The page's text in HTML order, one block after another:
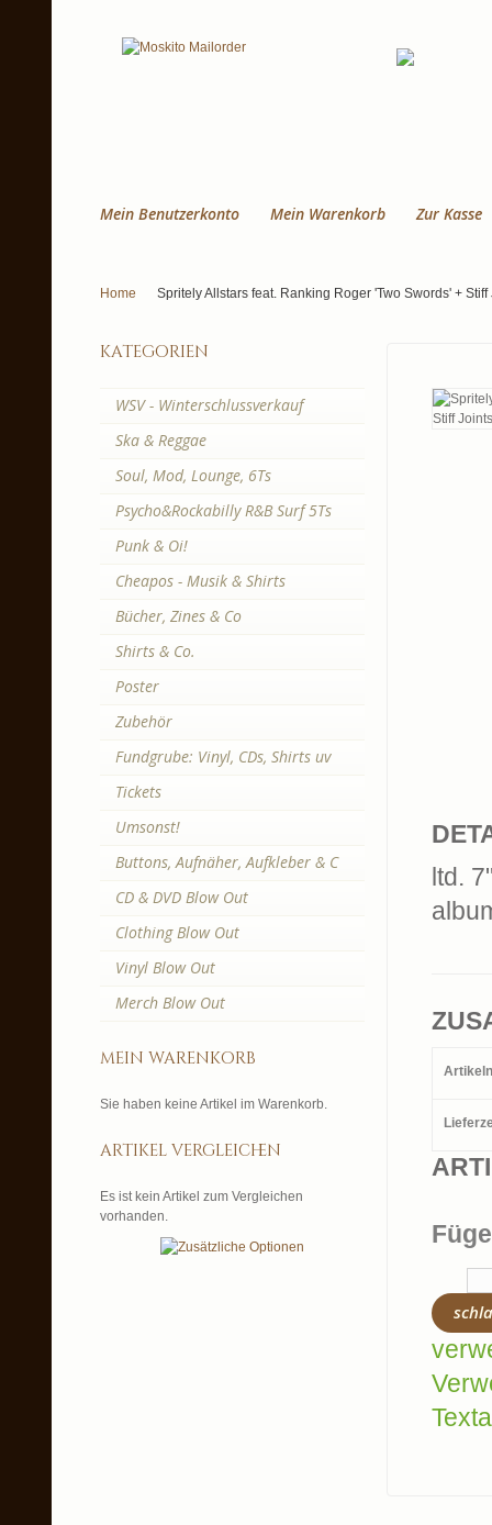
Mein Benutzerkonto Mein Warenkorb Zur Kasse
Home Spritely Allstars feat. Ranking Roger 'Two Swords' +
ltd.
kategorien
WSV - Winterschlussverkauf
Ska & Reggae
Soul, Mod, Lounge, 6Ts
Psycho&Rockabilly R&B Surf 5Ts
Punk & Oi!
Cheapos - Musik & Shirts
Bücher, Zines & Co
Shirts & Co.
Poster
Zubehör
Fundgrube: Vinyl, CDs, Shirts uv
Tickets
Umsonst!
Buttons, Aufnäher, Aufkleber & C
CD & DVD Blow Out
Clothing Blow Out
Vinyl Blow Out
Merch Blow Out
mein warenkorb
Sie haben keine Artikel im Warenkorb.
artikel vergleichen
Es ist kein Artikel zum Vergleichen
vorhanden.